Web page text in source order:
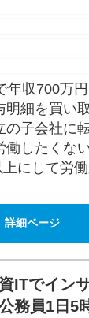
年収700万
明細を買い
の子会社に
働したくな
にして労
詳細ページ
ITでイン
務員1日5